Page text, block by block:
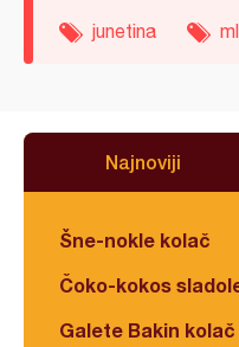
junetina
Najnoviji
Šne-nokle kolač
Čoko-kokos
Galete Bakin kolač